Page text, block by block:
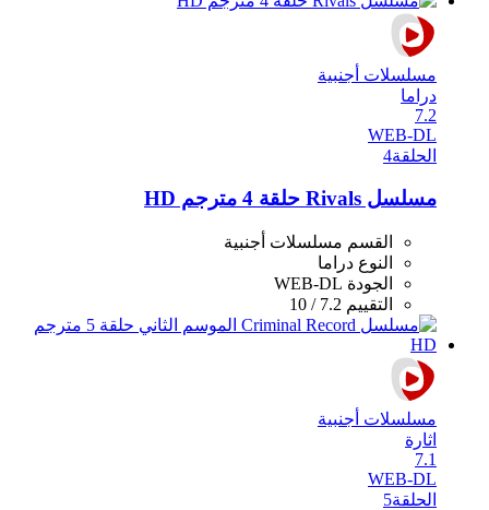
مسلسلات أجنبية
دراما
7.2
WEB-DL
الحلقة4
مسلسل Rivals حلقة 4 مترجم HD
القسم مسلسلات أجنبية
النوع دراما
الجودة WEB-DL
التقييم 7.2 / 10
مسلسلات أجنبية
اثارة
7.1
WEB-DL
الحلقة5